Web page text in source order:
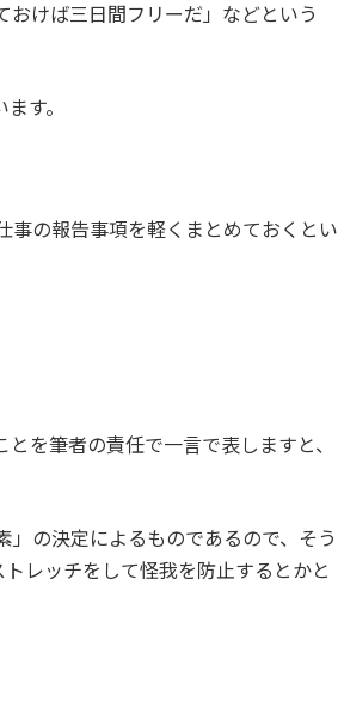
けば三日間フリーだ」などという
す。
事の報告事項を軽くまとめておくとい
を筆者の責任で一言で表しますと、
の決定によるものであるので、そう
レッチをして怪我を防止するとかと